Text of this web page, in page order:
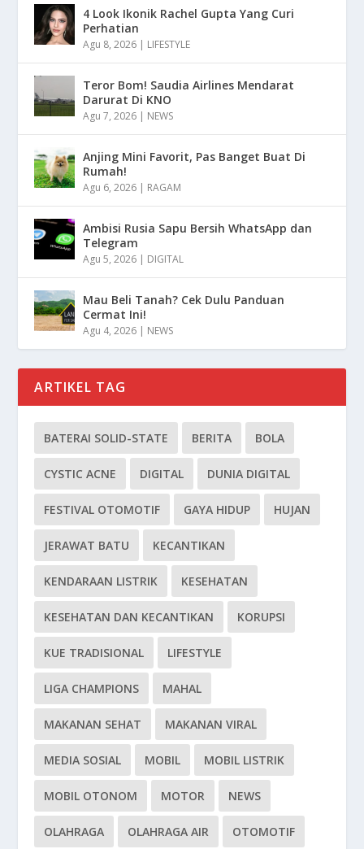
4 Look Ikonik Rachel Gupta Yang Curi
Perhatian
Agu 8, 2026 | LIFESTYLE
Teror Bom! Saudia Airlines Mendarat
Darurat Di KNO
Agu 7, 2026 | NEWS
Anjing Mini Favorit, Pas Banget Buat Di
Rumah!
Agu 6, 2026 | RAGAM
Ambisi Rusia Sapu Bersih WhatsApp dan
Telegram
Agu 5, 2026 | DIGITAL
Mau Beli Tanah? Cek Dulu Panduan
Cermat Ini!
Agu 4, 2026 | NEWS
ARTIKEL TAG
BATERAI SOLID-STATE BERITA BOLA
CYSTIC ACNE DIGITAL DUNIA DIGITAL
FESTIVAL OTOMOTIF GAYA HIDUP HUJAN
JERAWAT BATU KECANTIKAN
KENDARAAN LISTRIK KESEHATAN
KESEHATAN DAN KECANTIKAN KORUPSI
KUE TRADISIONAL LIFESTYLE
LIGA CHAMPIONS MAHAL
MAKANAN SEHAT MAKANAN VIRAL
MEDIA SOSIAL MOBIL MOBIL LISTRIK
MOBIL OTONOM MOTOR NEWS
OLAHRAGA OLAHRAGA AIR OTOMOTIF